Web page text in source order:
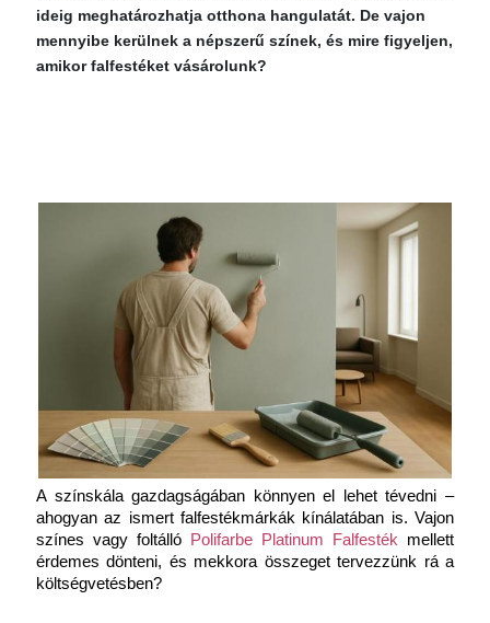
ideig meghatározhatja otthona hangulatát. De vajon
mennyibe kerülnek a népszerű színek, és mire figyeljen,
amikor falfestéket vásárolunk?
A színskála gazdagságában könnyen el lehet tévedni –
ahogyan az ismert falfestékmárkák kínálatában is. Vajon
színes vagy foltálló
Polifarbe Platinum Falfesték mellett
érdemes dönteni, és mekkora összeget tervezzünk rá a
költségvetésben?